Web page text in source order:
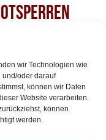
wir Technologien wie
und/oder darauf
können wir Daten
Website verarbeiten.
können
werden.
– Warum
Mut
ist die Defensive
seiner besten